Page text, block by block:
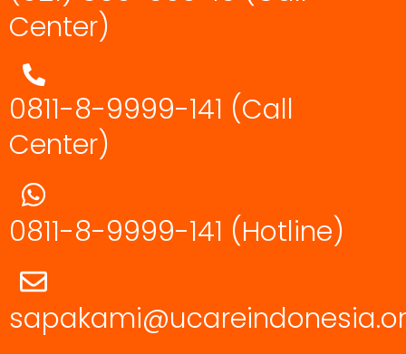
Center)
0811-8-9999-141 (Call
Center)
0811-8-9999-141 (Hotline)